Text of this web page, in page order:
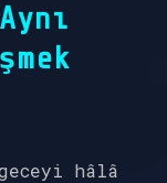
hâlâ